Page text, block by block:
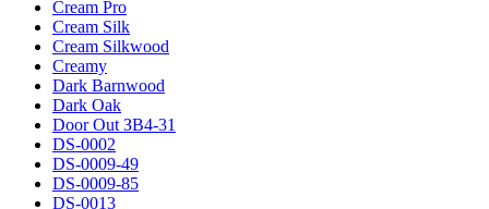
Cream Pro
Cream Silk
Cream Silkwood
Creamy
Dark Barnwood
Dark Oak
Door Out ЗВ4-31
DS-0002
DS-0009-49
DS-0009-85
DS-0013